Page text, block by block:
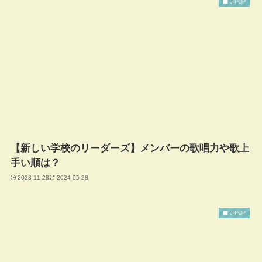
J-POP
【新しい学校のリーダーズ】メンバーの歌唱力や歌上
手い順は？
2023-11-28 2024-05-28
J-POP